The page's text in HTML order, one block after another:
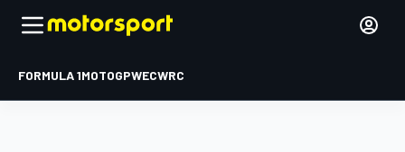
FORMULA 1MOTOGPWECWRC